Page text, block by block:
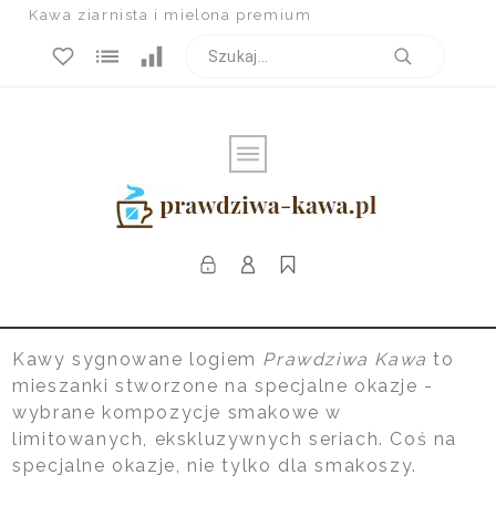
Kawa ziarnista i mielona premium
Kawy sygnowane logiem Prawdziwa Kawa to
mieszanki stworzone na specjalne okazje -
wybrane kompozycje smakowe w
limitowanych, ekskluzywnych seriach. Coś na
specjalne okazje, nie tylko dla smakoszy.